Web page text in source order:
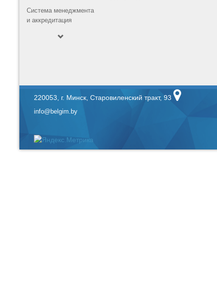
Система менеджмента
и аккредитация
220053, г. Минск, Старовиленский тракт, 93
info@belgim.by